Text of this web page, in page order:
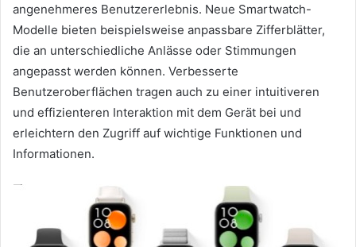
angenehmeres Benutzererlebnis. Neue Smartwatch-
Modelle bieten beispielsweise anpassbare Zifferblätter,
die an unterschiedliche Anlässe oder Stimmungen
angepasst werden können. Verbesserte
Benutzeroberflächen tragen auch zu einer intuitiveren
und effizienteren Interaktion mit dem Gerät bei und
erleichtern den Zugriff auf wichtige Funktionen und
Informationen.